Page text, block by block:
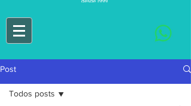
Post
Todos posts